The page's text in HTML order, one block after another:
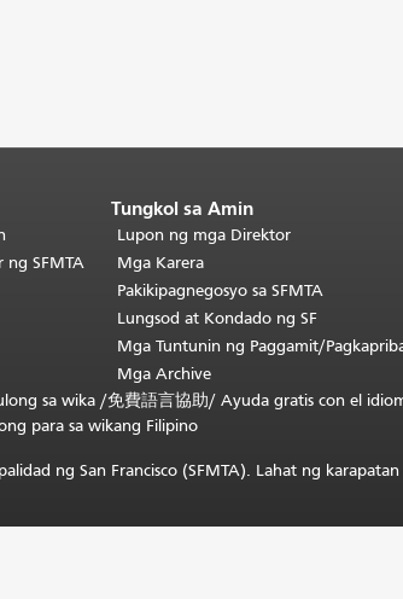
ng SFMTA
Tungkol sa Amin
Lupon ng mga Direktor
Mga Karera
Pakikipagnegosyo sa SFMTA
Lungsod at Kondado ng SF
Mga Tuntunin ng Paggamit/
Mga Archive
sa wika /免費語言協助/ Ayuda gratis con el
para sa wikang Filipino
ng San Francisco (SFMTA). Lahat ng karapatan